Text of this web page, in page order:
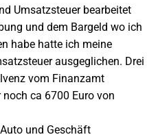
Umsatzsteuer bearbeitet
und dem Bargeld wo ich
habe hatte ich meine
ausgeglichen. Drei
vom Finanzamt
ca 6700 Euro von
und Geschäft